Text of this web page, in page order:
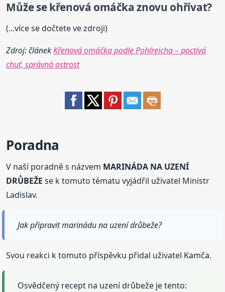
Může se křenová omáčka znovu ohřívat?
(...více se dočtete ve zdroji)
Zdroj: článekKřenová omáčka podle Pohlreicha – poctivá
chuť, správná ostrost
Poradna
V naší poradně s názvem MARINÁDA NA UZENÍ
DRŮBEŽE se k tomuto tématu vyjádřil uživatel Ministr
Ladislav.
Jak připravit marinádu na uzení drůbeže?
Svou reakci k tomuto příspěvku přidal uživatel Kamča.
Osvědčený recept na uzení drůbeže je tento: